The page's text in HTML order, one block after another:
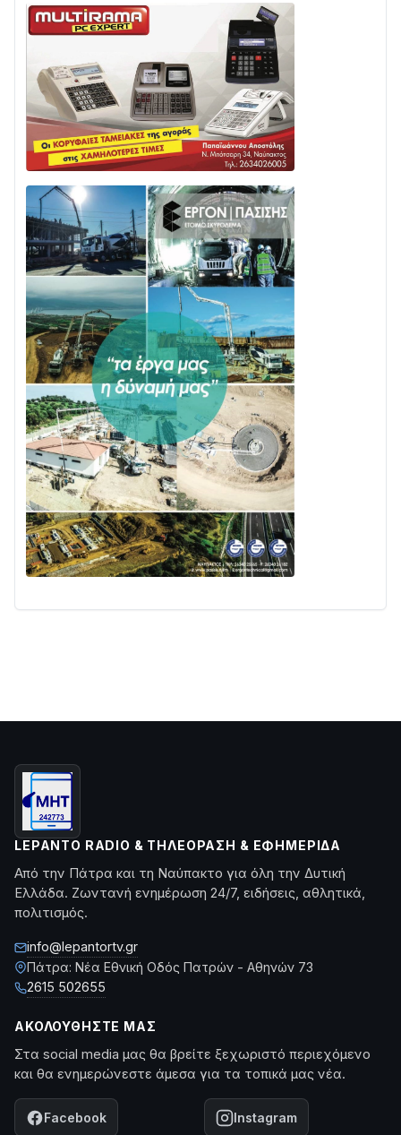
LEPANTO RADIO & ΤΗΛΕΌΡΑΣΗ & ΕΦΗΜΕΡΊΔΑ
Από την Πάτρα και τη Ναύπακτο για όλη την Δυτική
Ελλάδα. Ζωντανή ενημέρωση 24/7, ειδήσεις, αθλητικά,
πολιτισμός.
info@lepantortv.gr
Πάτρα: Νέα Εθνική Οδός Πατρών - Αθηνών 73
2615 502655
ΑΚΟΛΟΥΘΉΣΤΕ ΜΑΣ
Στα social media μας θα βρείτε ξεχωριστό περιεχόμενο
και θα ενημερώνεστε άμεσα για τα τοπικά μας νέα.
Facebook Instagram